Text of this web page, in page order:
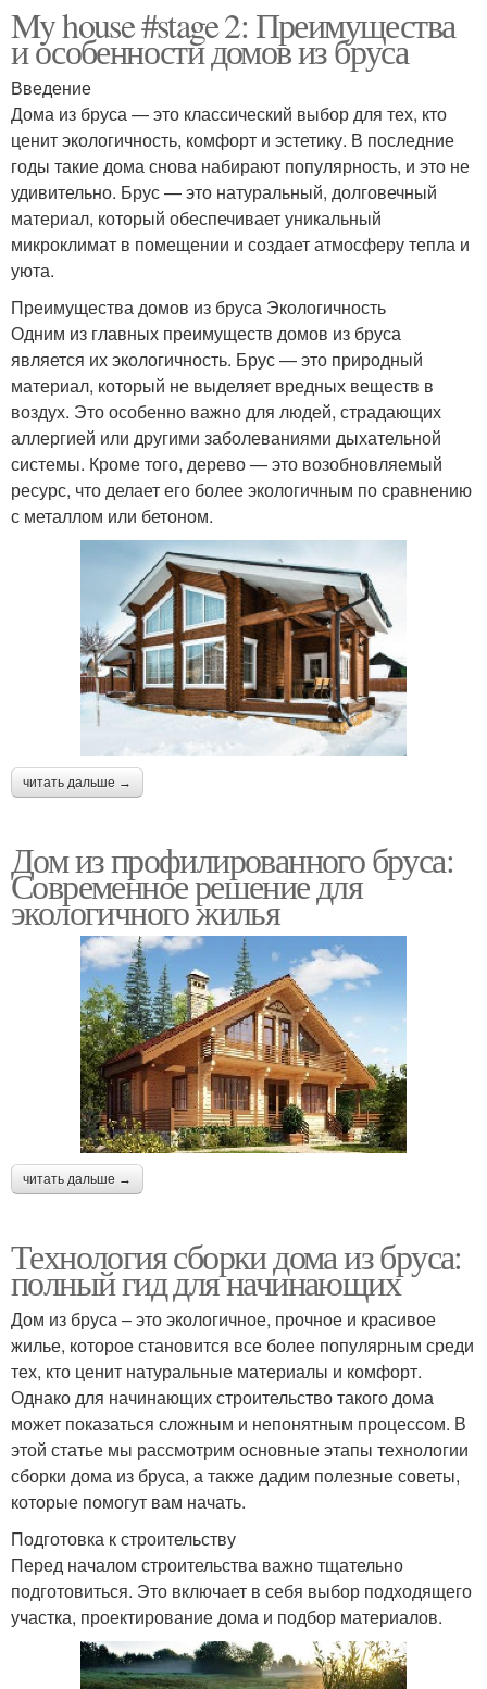
My house #stage 2: Преимущества
и особенности домов из бруса
Введение
Дома из бруса — это классический выбор для тех, кто
ценит экологичность, комфорт и эстетику. В последние
годы такие дома снова набирают популярность, и это не
удивительно. Брус — это натуральный, долговечный
материал, который обеспечивает уникальный
микроклимат в помещении и создает атмосферу тепла и
уюта.
Преимущества домов из бруса Экологичность
Одним из главных преимуществ домов из бруса
является их экологичность. Брус — это природный
материал, который не выделяет вредных веществ в
воздух. Это особенно важно для людей, страдающих
аллергией или другими заболеваниями дыхательной
системы. Кроме того, дерево — это возобновляемый
ресурс, что делает его более экологичным по сравнению
с металлом или бетоном.
читать дальше →
Дом из профилированного бруса:
Современное решение для
экологичного жилья
читать дальше →
Технология сборки дома из бруса:
полный гид для начинающих
Дом из бруса – это экологичное, прочное и красивое
жилье, которое становится все более популярным среди
тех, кто ценит натуральные материалы и комфорт.
Однако для начинающих строительство такого дома
может показаться сложным и непонятным процессом. В
этой статье мы рассмотрим основные этапы технологии
сборки дома из бруса, а также дадим полезные советы,
которые помогут вам начать.
Подготовка к строительству
Перед началом строительства важно тщательно
подготовиться. Это включает в себя выбор подходящего
участка, проектирование дома и подбор материалов.